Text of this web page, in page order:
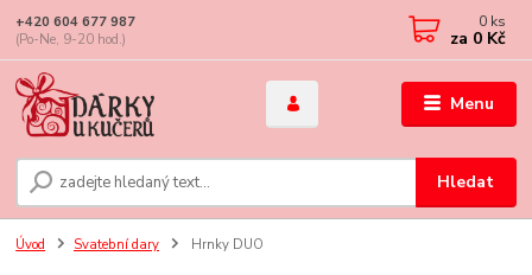
Menu
Hledat
+420 604 677 987
(Po-Ne, 9-20 hod.)
0 ks
za 0 Kč
Úvod Svatební dary Hrnky DUO